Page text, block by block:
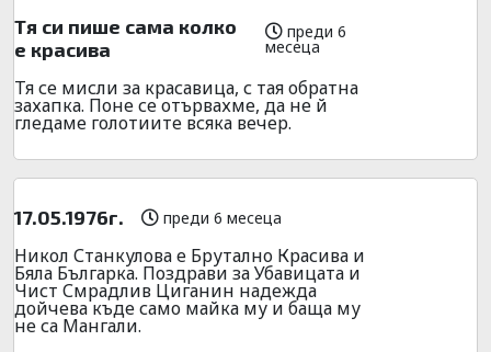
Тя си пише сама колко
е красива
преди 6
месеца
Тя се мисли за красавица, с тая обратна
захапка. Поне се отървахме, да не й
гледаме голотиите всяка вечер.
17.05.1976г. преди 6 месеца
Никол Станкулова е Брутално Красива и
Бяла Българка. Поздрави за Убавицата и
Чист Смрадлив Циганин надежда
дойчева къде само майка му и баща му
не са Мангали.